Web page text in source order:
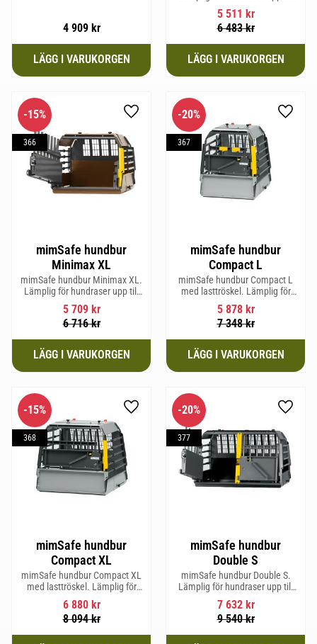
4 909kr
52 cm i mankhöjd.
5 511 kr
6 483kr
mimSafe hundbur
Minimax XL
mimSafe hundbur Minimax XL.
Lämplig för hundraser upp till
38 cm i mankhöjd.
5 709kr
6 716kr
15%
366
Lägg till i favoriter
mimSafe hundbur
Compact L
mimSafe hundbur Compact L
med lasttröskel. Lämplig för
hundraser upp till 58 cm i
mankhöjd.
5 878kr
7 348kr
20%
367
Lägg
mimSafe hundbur
Compact XL
mimSafe hundbur Compact XL
med lasttröskel. Lämplig för
hundraser upp till 58 cm i
mankhöjd.
6 880kr
8 094kr
15%
368
Lägg till i favoriter
mimSafe hundbur
Double S
mimSafe hundbur Double S.
Lämplig för hundraser upp till
52 cm i mankhöjd.
7 632kr
9 540kr
20%
377
Lägg